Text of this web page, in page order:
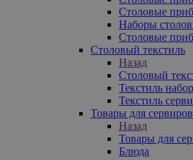
Столовые
Наборы
Столовые
Столовый текстиль
Назад
Столовый
Текстиль
Текстиль
Товары для
Назад
Товары для
Блюда